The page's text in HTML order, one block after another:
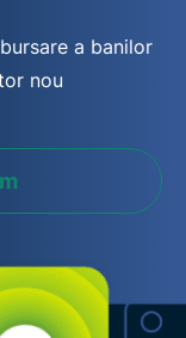
a banilor
nou